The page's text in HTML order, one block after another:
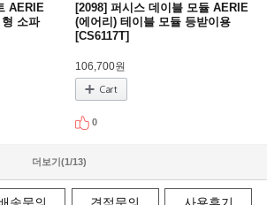
AERIE
소파
[2098] 퍼시스 데이블 모듈 AERIE
(에어리) 테이블 모듈 등받이용
[CS6117T]
106,700원
0
더보기(1/13)